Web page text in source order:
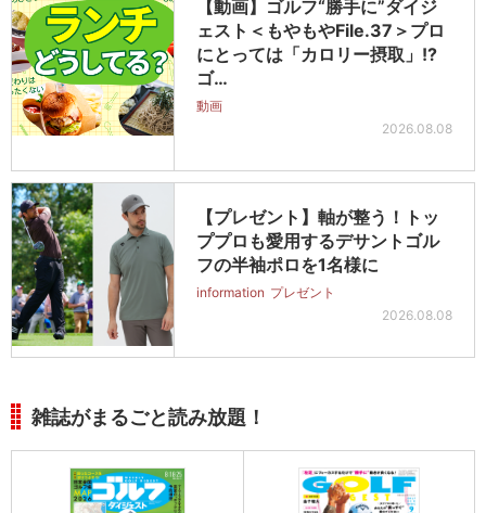
【動画】ゴルフ“勝手に”ダイジ
ェスト＜もやもやFile.37＞プロ
にとっては「カロリー摂取」!?
ゴ…
動画
2026.08.08
【プレゼント】軸が整う！トッ
ププロも愛用するデサントゴル
フの半袖ポロを1名様に
information プレゼント
2026.08.08
雑誌がまるごと読み放題！